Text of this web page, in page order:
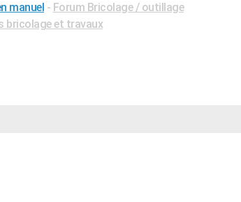
manuel - Forum Bricolage / outillage
bricolage et travaux